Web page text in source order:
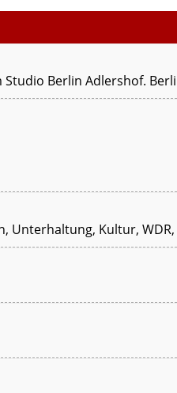
Berlin Adlershof.
Unterhaltung, Kultur,